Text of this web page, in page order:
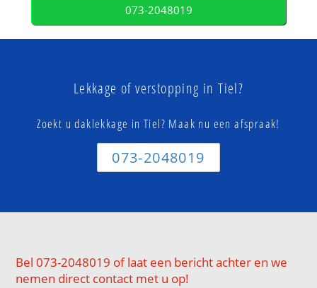
073-2048019
Lekkage of verstopping in Tiel?
Zoekt u daklekkage in Tiel? Maak nu een afspraak!
073-2048019
Bel 073-2048019 of laat een bericht achter en we
nemen direct contact met u op!